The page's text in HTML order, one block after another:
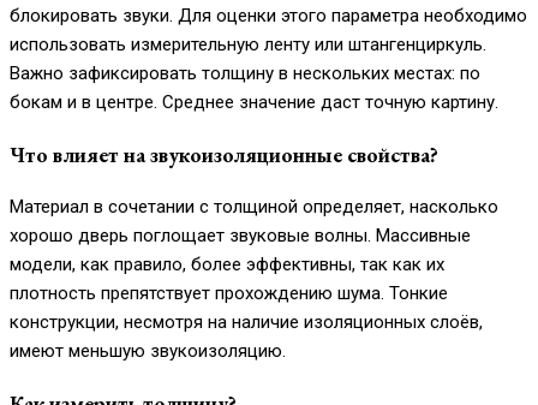
блокировать звуки. Для оценки этого параметра необходимо
использовать измерительную ленту или штангенциркуль.
Важно зафиксировать толщину в нескольких местах: по
бокам и в центре. Среднее значение даст точную картину.
Что влияет на звукоизоляционные свойства?
Материал в сочетании с толщиной определяет, насколько
хорошо дверь поглощает звуковые волны. Массивные
модели, как правило, более эффективны, так как их
плотность препятствует прохождению шума. Тонкие
конструкции, несмотря на наличие изоляционных слоёв,
имеют меньшую звукоизоляцию.